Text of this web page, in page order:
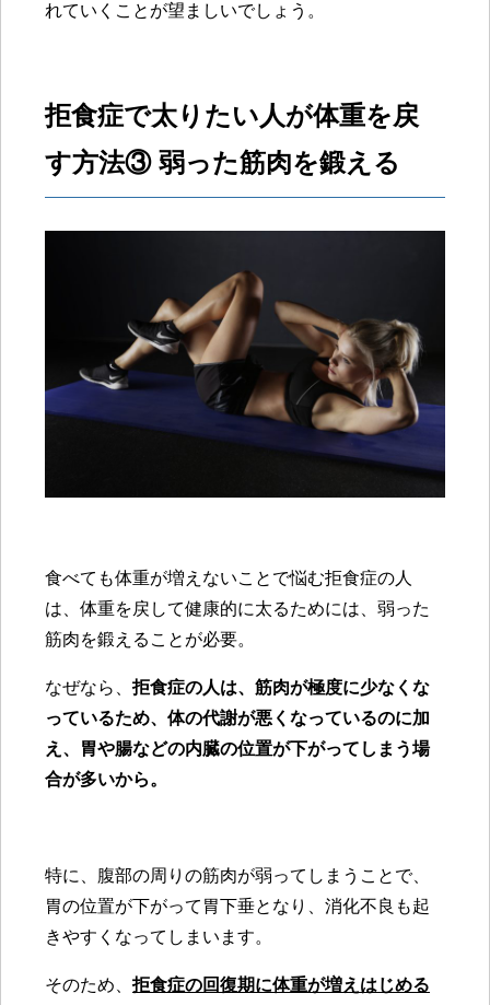
れていくことが望ましいでしょう。
拒食症で太りたい人が体重を戻
す方法③ 弱った筋肉を鍛える
食べても体重が増えないことで悩む拒食症の人
は、体重を戻して健康的に太るためには、弱った
筋肉を鍛えることが必要。
なぜなら、 拒食症の人は、筋肉が極度に少なくな
っているため、体の代謝が悪くなっているのに加
え、胃や腸などの内臓の位置が下がってしまう場
合が多いから。
特に、腹部の周りの筋肉が弱ってしまうことで、
胃の位置が下がって胃下垂となり、消化不良も起
きやすくなってしまいます。
そのため、 拒食症の回復期に体重が増えはじめる